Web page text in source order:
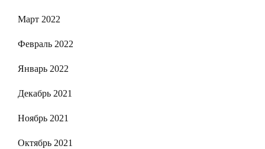
Март 2022
Февраль 2022
Январь 2022
Декабрь 2021
Ноябрь 2021
Октябрь 2021